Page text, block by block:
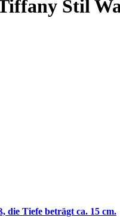
Stil
die Tiefe beträgt ca. 15 cm.